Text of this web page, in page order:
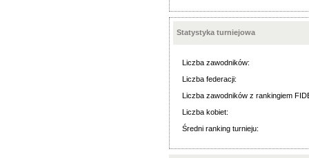
Statystyka turniejowa
Liczba zawodników:
Liczba federacji:
Liczba zawodników z rankingiem
Liczba kobiet:
Średni ranking turnieju: